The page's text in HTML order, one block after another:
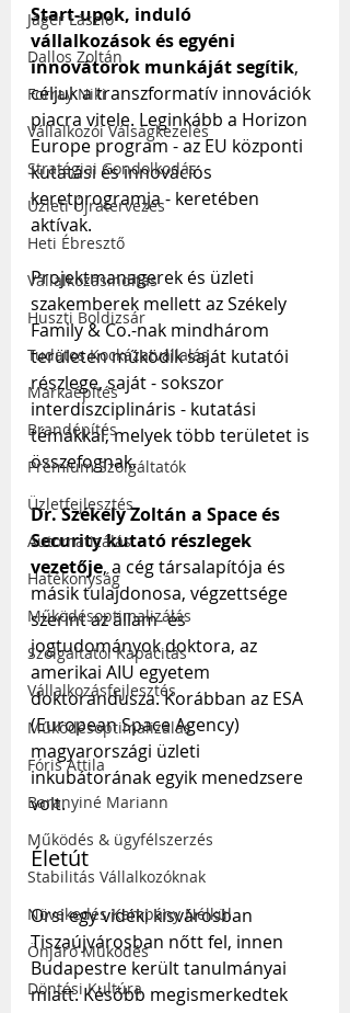
Jáger László
Dallos Zoltán
Forray Niki
Vállalkozói Válságkezelés
Stratégiai Gondolkodás
Üzleti Újratervezés
Heti Ébresztő
Vállalkozásindítás
Huszti Boldizsár
Tudatos Kockázatvállalás
Márkaépítés
Brandépítés
Prémium Szolgáltatók
Üzletfejlesztés
Automatizálás
Hatékonyság
Működésoptimalizálás
Szolgáltatói Kapacitás
Vállalkozásfejlesztés
Működésoptimalizálás
Fóris Attila
Baranyiné Mariann
Működés & ügyfélszerzés
Stabilitás Vállalkozóknak
Növekedés Kampány Nélkül
Önjáró Működés
Döntési Kultúra
Start-upok, induló
vállalkozások és egyéni
innovátorok munkáját segítik,
céljuk a transzformatív innovációk
piacra vitele. Leginkább a Horizon
Europe program - az EU központi
kutatási és innovációs
keretprogramja - keretében
aktívak.
Projektmanagerek és üzleti
szakemberek mellett az Székely
Family & Co.-nak mindhárom
területen működik saját kutatói
részlege, saját - sokszor
interdiszciplináris - kutatási
témákkal, melyek több területet is
összefognak.
Dr. Székely Zoltán a Space és
Security kutató részlegek
vezetője, a cég társalapítója és
másik tulajdonosa, végzettsége
szerint az állam- és
jogtudományok doktora, az
amerikai AIU egyetem
doktorandusza. Korábban az ESA
(European Space Agency)
magyarországi üzleti
inkubátorának egyik menedzsere
volt.
Életút
Orsi egy vidéki kisvárosban
Tiszaújvárosban nőtt fel, innen
Budapestre került tanulmányai
miatt. Később megismerkedtek